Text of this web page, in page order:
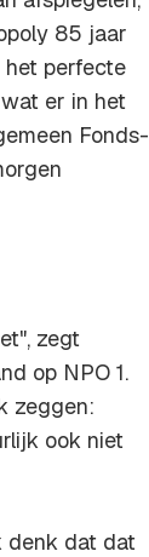
85 jaar
perfecte
er in het
Fonds-
zegt
op NPO 1.
zeggen:
ook niet
denk dat dat